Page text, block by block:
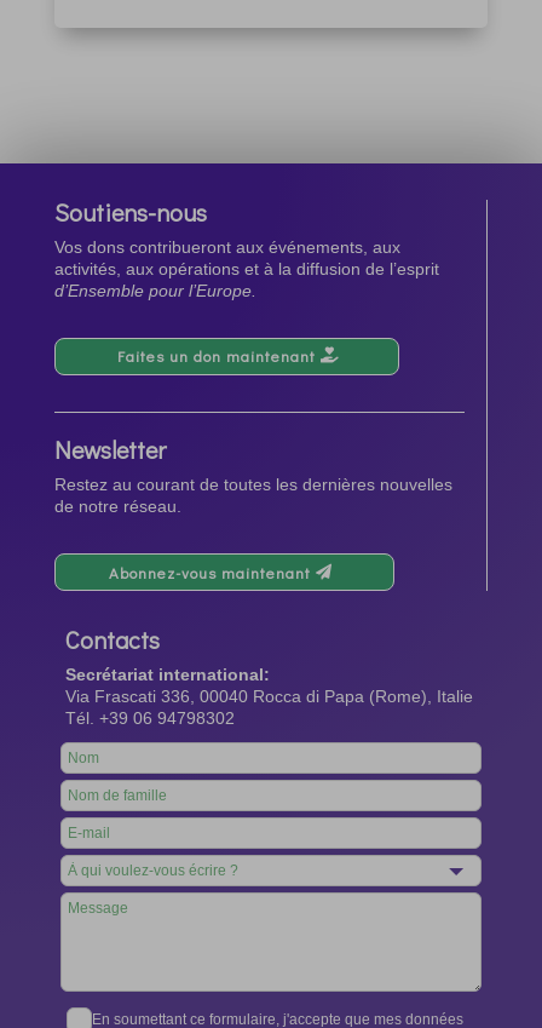
Soutiens-nous
Vos dons contribueront aux événements, aux
activités, aux opérations et à la diffusion de l’esprit
d’Ensemble pour l’Europe.
Faites un don maintenant
Newsletter
Restez au courant de toutes les dernières nouvelles
de notre réseau.
Abonnez-vous maintenant
Contacts
Secrétariat international:
Via Frascati 336, 00040 Rocca di Papa (Rome), Italie
Tél. +39 06 94798302
Leave
this
field
blank
En soumettant ce formulaire, j'accepte que mes données